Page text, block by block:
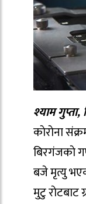
श्याम
काेराेना
बिरगंजकाे
बजे मृत्यु
मुटु राेटबाट